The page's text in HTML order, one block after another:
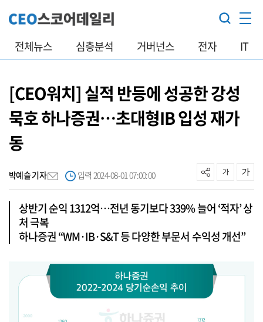
전체뉴스 심층분석 거버넌스 전자 IT
[CEO워치] 실적 반등에 성공한 강성
묵호 하나증권…초대형IB 입성 재가
동
박예슬 기자 입력 2024-08-01 07:00:00
상반기 순익 1312억…전년 동기보다 339% 늘어 ‘적자’ 상
처 극복
하나증권 “WM·IB·S&T 등 다양한 부문서 수익성 개선”